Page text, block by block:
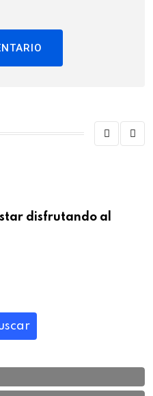
disfrutando al